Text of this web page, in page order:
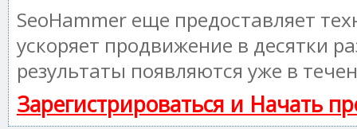
SeoHammer еще предоставляет
ускоряет продвижение в десятки
результаты появляются уже в
Зарегистрироваться и Начать